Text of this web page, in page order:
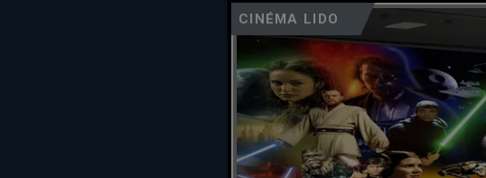
CINÉMA LIDO